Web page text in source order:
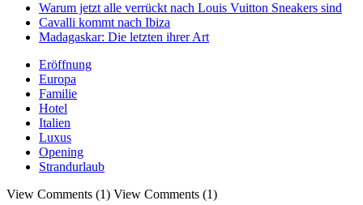
Warum jetzt alle verrückt nach Louis Vuitton Sneakers sind
Cavalli kommt nach Ibiza
Madagaskar: Die letzten ihrer Art
Eröffnung
Europa
Familie
Hotel
Italien
Luxus
Opening
Strandurlaub
View Comments (1) View Comments (1)